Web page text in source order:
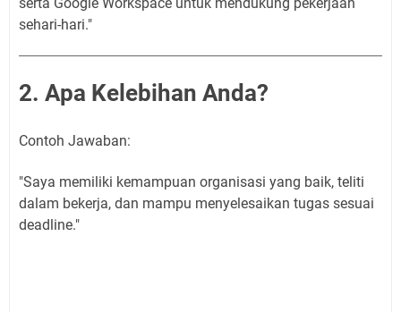
sehari-hari."
2. Apa Kelebihan Anda?
Contoh Jawaban:
"Saya memiliki kemampuan organisasi yang baik, teliti
dalam bekerja, dan mampu menyelesaikan tugas sesuai
deadline."